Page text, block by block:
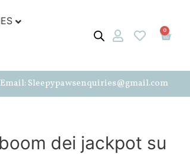
0
Email: Sleepypawsenquiries@gmail.com
dei jackpot su